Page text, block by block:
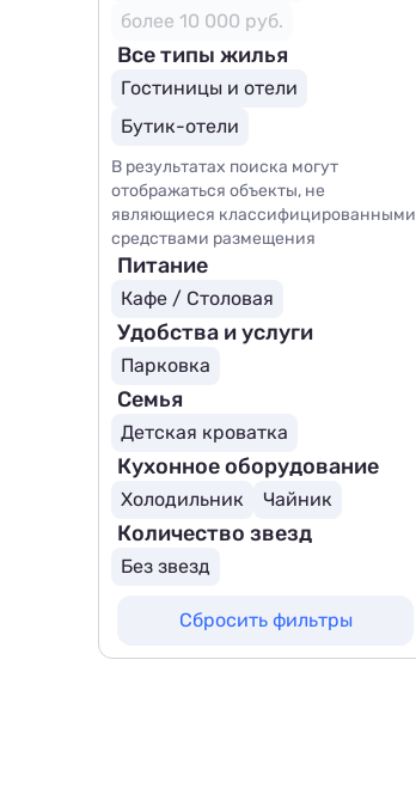
более 10 000 руб.
Все типы жилья
Гостиницы и отели
Бутик-отели
В результатах поиска могут
отображаться объекты, не
являющиеся классифицированными
средствами размещения
Питание
Кафе / Столовая
Удобства и услуги
Парковка
Семья
Детская кроватка
Кухонное оборудование
Холодильник Чайник
Количество звезд
Без звезд
Сбросить фильтры